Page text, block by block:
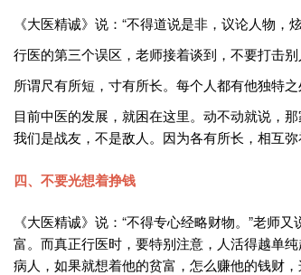
《大医精诚》说：“不得道说是非，议论人物，
行医的第三个误区，老师接着谈到，不要打击
所谓尺有所短，寸有所长。每个人都有他独特
目前中医的发展，就困在这里。动不动就说，
我们是战友，不是敌人。因为各有所长，相互
四、不要光想着挣钱
《大医精诚》说：“不得专心经略财物。”老师
富。而真正行医时，要特别注意，人活得越单
病人，如果就想着他的贫富，怎么赚他的钱财